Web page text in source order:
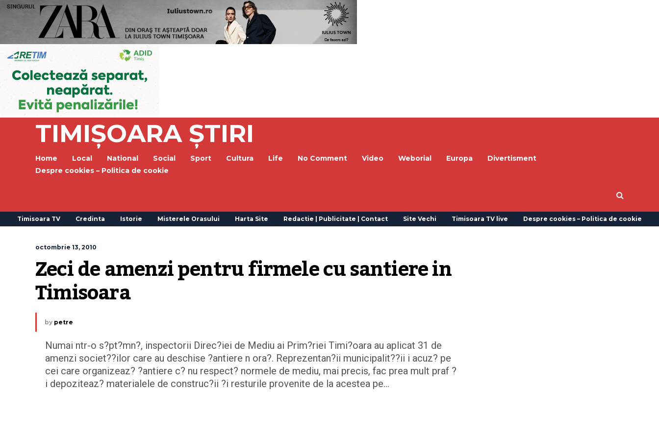
TIMIȘOARA ȘTIRI
Home Local National Social Sport Cultura Life No Comment Video Weborial Europa
Divertisment
Despre cookies – Politica de cookie
Timisoara TV Credinta Istorie Misterele Orasului Harta Site Redactie | Publicitate | Contact Site Vechi Timisoara TV live Despre cookies – Politica de cookie
octombrie 13, 2010
Zeci de amenzi pentru firmele cu santiere in
Timisoara
by petre
Numai ntr-o s?pt?mn?, inspectorii Direc?iei de Mediu ai Prim?riei Timi?oara au aplicat 31 de
amenzi societ??ilor care au deschise ?antiere n ora?. Reprezentan?ii municipalit??ii i acuz? pe
cei care organizeaz? ?antiere c? nu respect? normele de mediu, mai precis, fac prea mult praf ?
i depoziteaz? materialele de construc?ii ?i resturile provenite de la acestea pe…